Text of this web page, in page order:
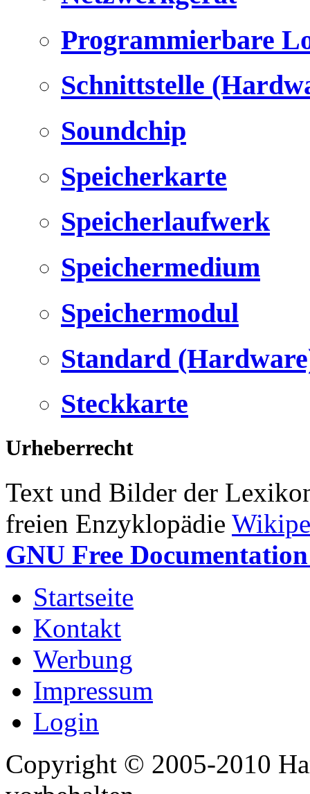
Programmierbare
Schnittstelle
Soundchip
Speicherkarte
Speicherlaufwerk
Speichermedium
Speichermodul
Standard
Steckkarte
Urheberrecht
Text und Bilder der
freien Enzyklopädie
GNU Free
Startseite
Kontakt
Werbung
Impressum
Login
Copyright © 2005-2010